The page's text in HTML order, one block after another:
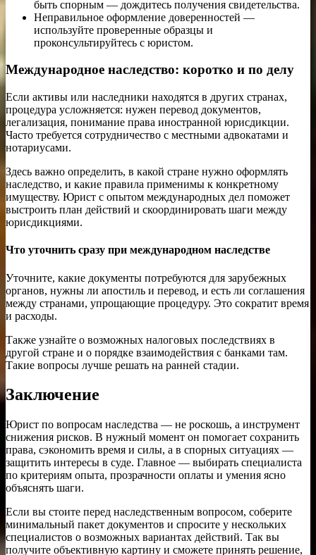
быть спорным — дождитесь получения свидетельства.
Неправильное оформление доверенностей —
используйте проверенные образцы и
проконсультируйтесь с юристом.
Международное наследство: коротко и по делу
Если активы или наследники находятся в других странах,
процедура усложняется: нужен перевод документов,
легализация, понимание права иностранной юрисдикции.
Часто требуется сотрудничество с местными адвокатами и
нотариусами.
Здесь важно определить, в какой стране нужно оформлять
наследство, и какие правила применимы к конкретному
имуществу. Юрист с опытом международных дел поможет
выстроить план действий и скоординировать шаги между
юрисдикциями.
Что уточнить сразу при международном наследстве
Уточните, какие документы потребуются для зарубежных
органов, нужны ли апостиль и перевод, и есть ли соглашения
между странами, упрощающие процедуру. Это сократит время
и расходы.
Также узнайте о возможных налоговых последствиях в
другой стране и о порядке взаимодействия с банками там.
Такие вопросы лучше решать на ранней стадии.
Заключение
Юрист по вопросам наследства — не роскошь, а инструмент
снижения рисков. В нужный момент он помогает сохранить
права, сэкономить время и силы, а в спорных ситуациях —
защитить интересы в суде. Главное — выбирать специалиста
по критериям опыта, прозрачности оплаты и умения ясно
объяснять шаги.
Если вы стоите перед наследственным вопросом, соберите
минимальный пакет документов и спросите у нескольких
специалистов о возможных вариантах действий. Так вы
получите объективную картину и сможете принять решение,